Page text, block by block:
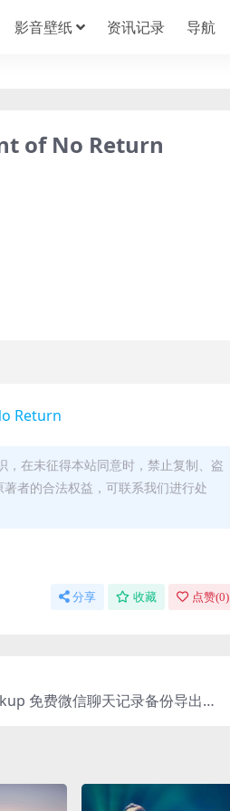
影音壁纸 资讯记录 导航
of No Return
Return
在未征得本站同意时，禁止复制、盗
者的合法权益，可联系我们进行处
分享 收藏 点赞(0)
免费微信聊天记录备份导出与